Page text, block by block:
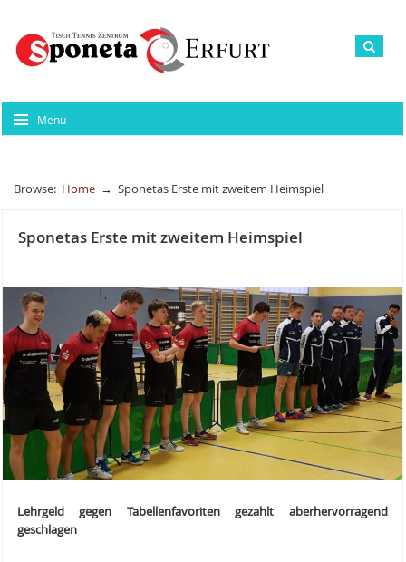
Menu
Browse: Home → Sponetas Erste mit zweitem Heimspiel
Sponetas Erste mit zweitem Heimspiel
Lehrgeld gegen Tabellenfavoriten gezahlt aberhervorragend
geschlagen